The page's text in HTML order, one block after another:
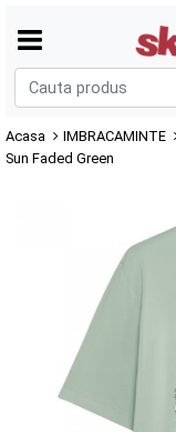
Acasa IMBRACAMINTE
Sun Faded Green